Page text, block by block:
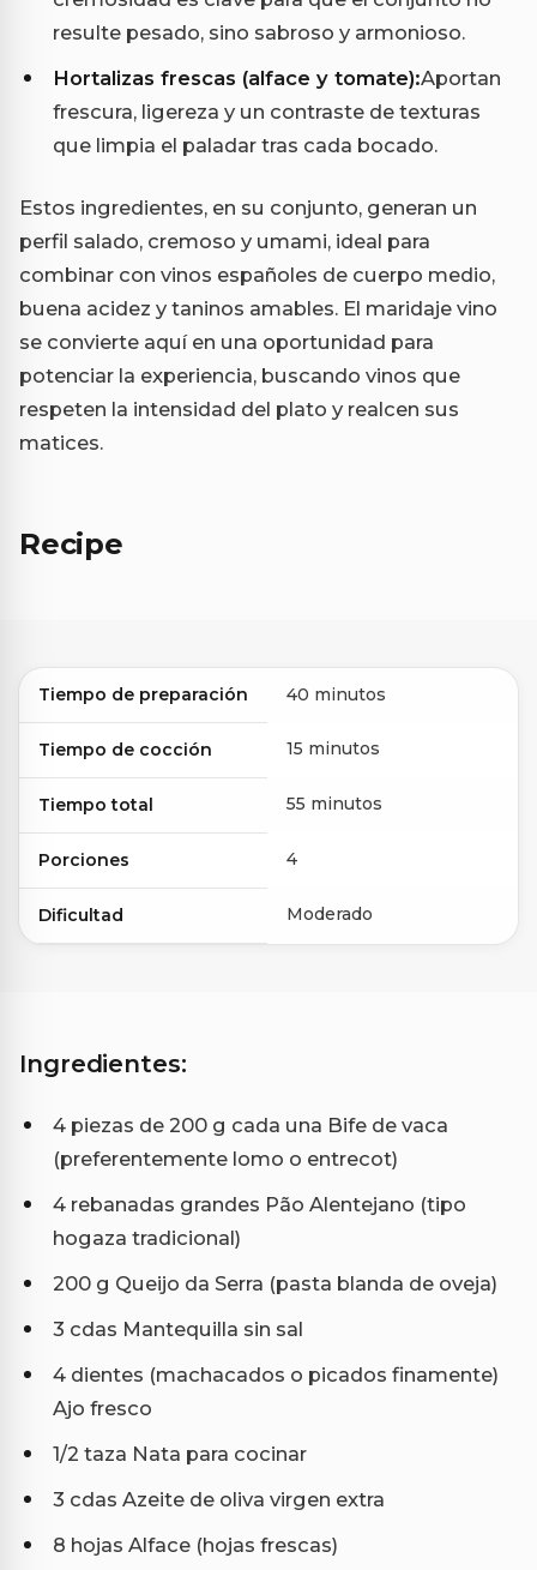
resulte pesado, sino sabroso y armonioso.
Hortalizas frescas (alface y tomate):Aportan
frescura, ligereza y un contraste de texturas
que limpia el paladar tras cada bocado.
Estos ingredientes, en su conjunto, generan un
perfil salado, cremoso y umami, ideal para
combinar con vinos españoles de cuerpo medio,
buena acidez y taninos amables. El maridaje vino
se convierte aquí en una oportunidad para
potenciar la experiencia, buscando vinos que
respeten la intensidad del plato y realcen sus
matices.
Recipe
Tiempo de preparación 40 minutos
Tiempo de cocción 15 minutos
Tiempo total 55 minutos
Porciones 4
Dificultad Moderado
Ingredientes:
4 piezas de 200 g cada una Bife de vaca
(preferentemente lomo o entrecot)
4 rebanadas grandes Pão Alentejano (tipo
hogaza tradicional)
200 g Queijo da Serra (pasta blanda de oveja)
3 cdas Mantequilla sin sal
4 dientes (machacados o picados finamente)
Ajo fresco
1/2 taza Nata para cocinar
3 cdas Azeite de oliva virgen extra
8 hojas Alface (hojas frescas)